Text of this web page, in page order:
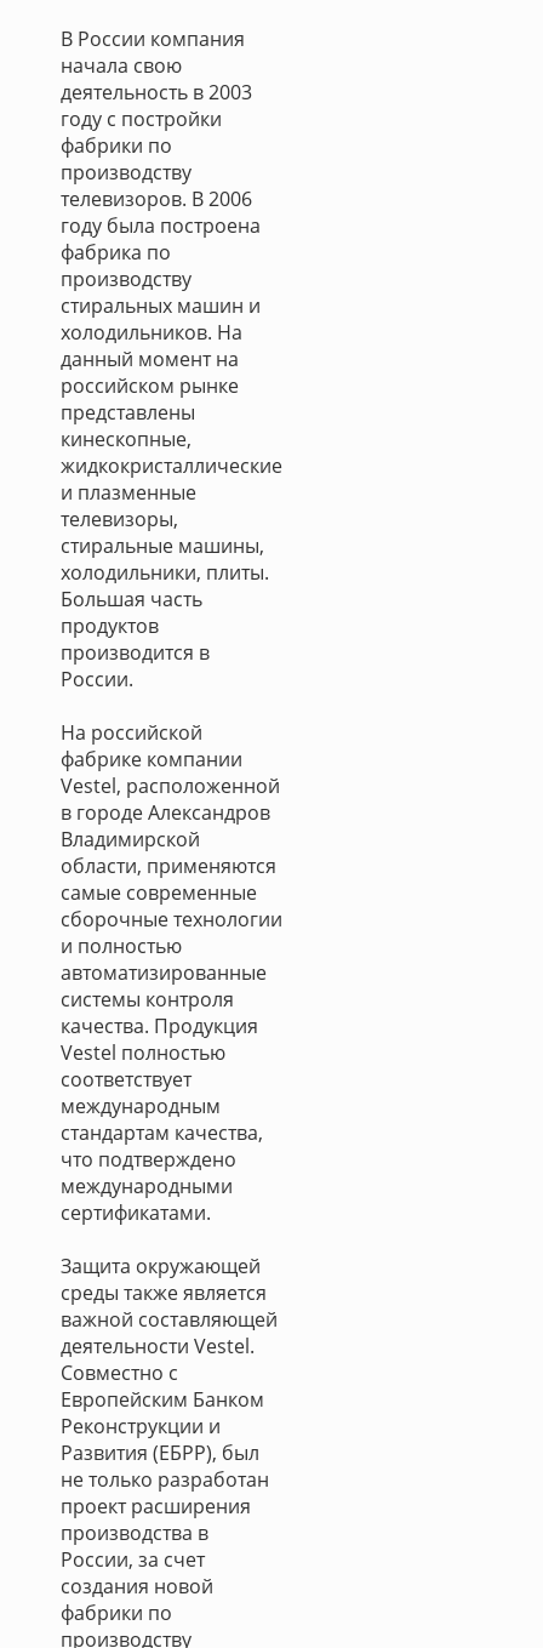
В России компания
начала свою
деятельность в 2003
году с постройки
фабрики по
производству
телевизоров. В 2006
году была построена
фабрика по
производству
стиральных машин и
холодильников. На
данный момент на
российском рынке
представлены
кинескопные,
жидкокристаллические
и плазменные
телевизоры,
стиральные машины,
холодильники, плиты.
Большая часть
продуктов
производится в
России.
На российской
фабрике компании
Vestel, расположенной
в городе Александров
Владимирской
области, применяются
самые современные
сборочные технологии
и полностью
автоматизированные
системы контроля
качества. Продукция
Vestel полностью
соответствует
международным
стандартам качества,
что подтверждено
международными
сертификатами.
Защита окружающей
среды также является
важной составляющей
деятельности Vestel.
Совместно с
Европейским Банком
Реконструкции и
Развития (ЕБРР), был
не только разработан
проект расширения
производства в
России, за счет
создания новой
фабрики по
производству